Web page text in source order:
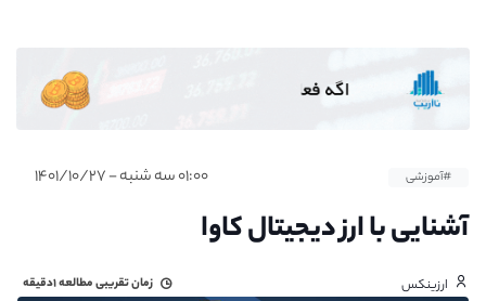
#آموزشی ۰۱:۰۰ سه شنبه - ۱۴۰۱/۱۰/۲۷
آشنایی با ارز دیجیتال کاوا
ارزینکس زمان تقریبی مطالعه۱دقیقه